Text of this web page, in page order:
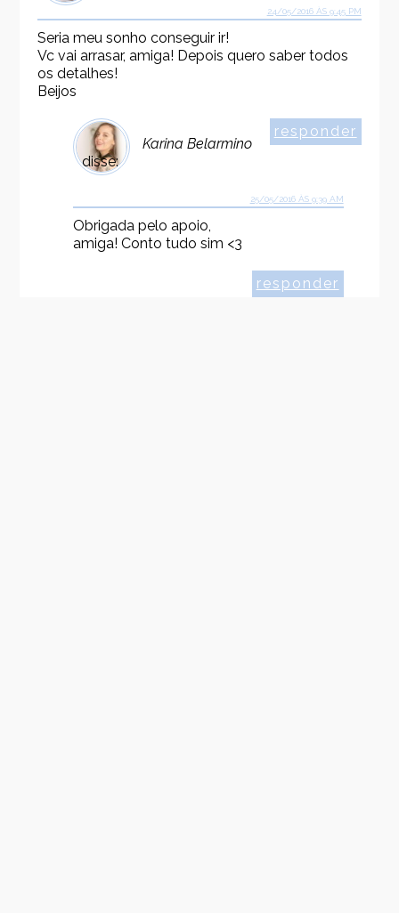
24/05/2016 ÀS 9:45 PM
Seria meu sonho conseguir ir!
Vc vai arrasar, amiga! Depois quero saber todos
os detalhes!
Beijos
responder
Karina Belarmino
disse:
25/05/2016 ÀS 9:39 AM
Obrigada pelo apoio,
amiga! Conto tudo sim <3
responder